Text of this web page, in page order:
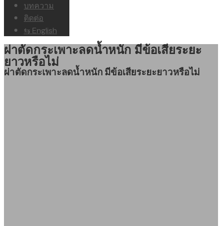
บทความ
ติดต่อ
⇆ English
ผ่าตัดกระเพาะลดน้ำหนัก มีข้อเสียระยะ
ยาวหรือไม่
ผ่าตัดกระเพาะลดน้ำหนัก มีข้อเสียระยะยาวหรือไม่